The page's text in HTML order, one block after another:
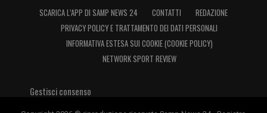
SCARICA L’APP DI SAMP NEWS 24 CONTATTI
REDAZIONE
PRIVACY POLICY E TRATTAMENTO DEI DATI PERSONALI
INFORMATIVA ESTESA SUI COOKIE (COOKIE POLICY)
NETWORK SPORT REVIEW
Gestisci consenso